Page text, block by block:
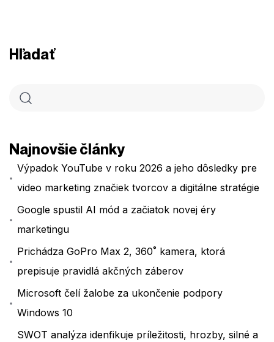
Hľadať
Najnovšie články
Výpadok YouTube v roku 2026 a jeho dôsledky pre
video marketing značiek tvorcov a digitálne stratégie
Google spustil AI mód a začiatok novej éry
marketingu
Prichádza GoPro Max 2, 360˚ kamera, ktorá
prepisuje pravidlá akčných záberov
Microsoft čelí žalobe za ukončenie podpory
Windows 10
SWOT analýza idenfikuje príležitosti, hrozby, silné a